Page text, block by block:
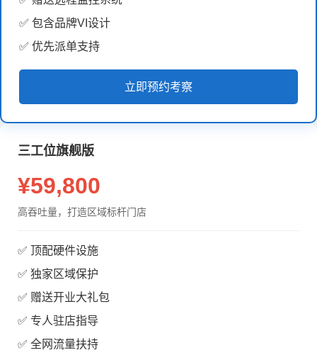
✅ 包含品牌VI设计
✅ 优先派单支持
立即预约考察
三工位旗舰版
¥59,800
高吞吐量，打造区域标杆门店
✅ 顶配硬件设施
✅ 独家区域保护
✅ 赠送开业大礼包
✅ 专人驻店指导
✅ 全网流量扶持